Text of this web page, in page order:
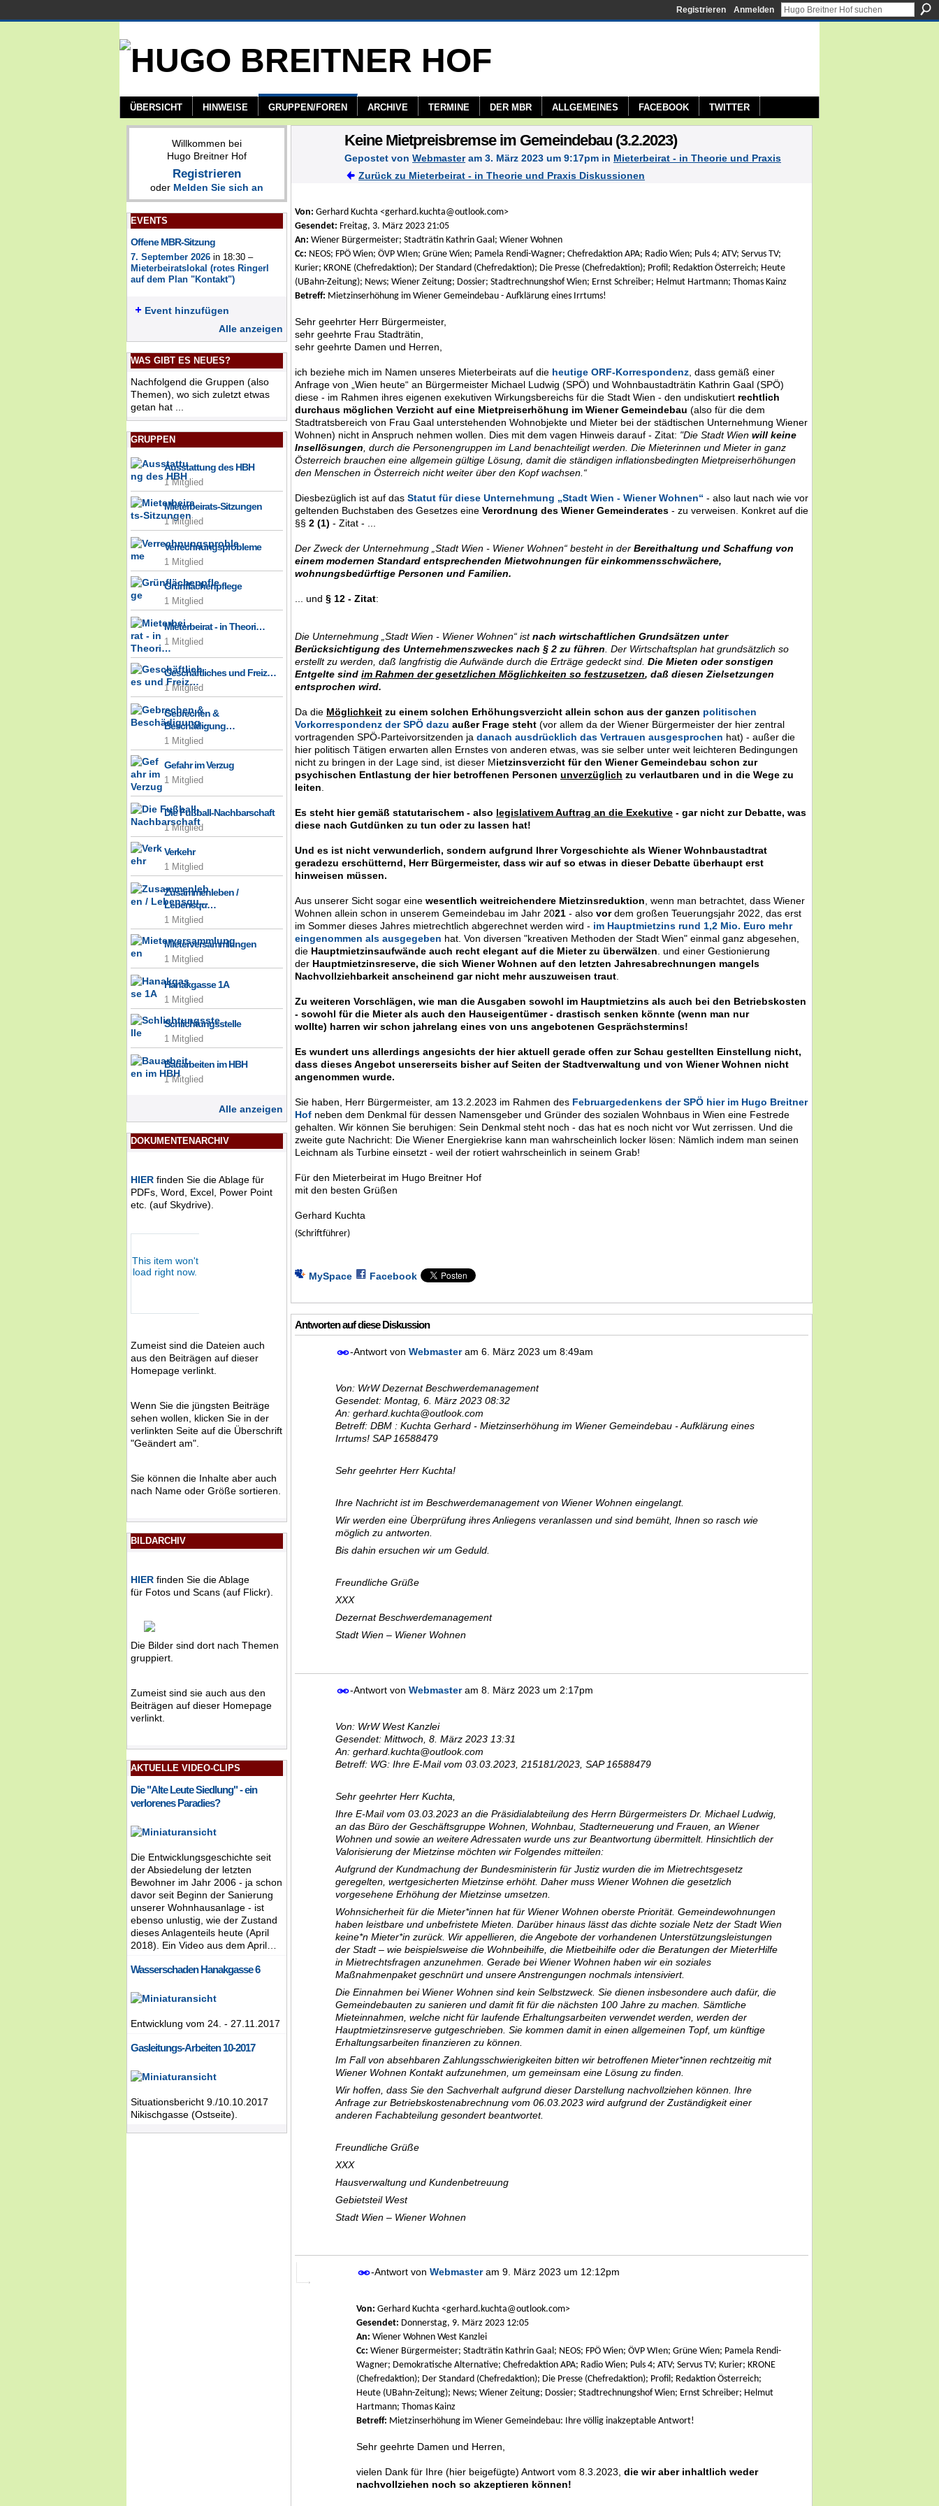
Registrieren Anmelden
ÜBERSICHT HINWEISE GRUPPEN/FOREN ARCHIVE TERMINE DER MBR ALLGEMEINES FACEBOOK TWITTER
Willkommen bei
Hugo Breitner Hof
Registrieren
oder Melden Sie sich an
EVENTS
Offene MBR-Sitzung
7. September 2026 in 18:30 –
Mieterbeiratslokal (rotes Ringerl
auf dem Plan "Kontakt")
Event hinzufügen
Alle anzeigen
WAS GIBT ES NEUES?
Nachfolgend die Gruppen (also
Themen), wo sich zuletzt etwas
getan hat ...
GRUPPEN
Ausstattung des HBH
1 Mitglied
Mieterbeirats-Sitzungen
1 Mitglied
Verrechnungsprobleme
1 Mitglied
Grünflächenpflege
1 Mitglied
Mieterbeirat - in Theori…
1 Mitglied
Geschäftliches und Freiz…
1 Mitglied
Gebrechen &
Beschädigung…
1 Mitglied
Gefahr im Verzug
1 Mitglied
Die Fußball-Nachbarschaft
1 Mitglied
Verkehr
1 Mitglied
Zusammenleben /
Lebensqu…
1 Mitglied
Mieterversammlungen
1 Mitglied
Hanakgasse 1A
1 Mitglied
Schlichtungsstelle
1 Mitglied
Bauarbeiten im HBH
1 Mitglied
Alle anzeigen
DOKUMENTENARCHIV
HIER finden Sie die Ablage für
PDFs, Word, Excel, Power Point
etc. (auf Skydrive).
Zumeist sind die Dateien auch
aus den Beiträgen auf dieser
Homepage verlinkt.
Wenn Sie die jüngsten Beiträge
sehen wollen, klicken Sie in der
verlinkten Seite auf die Überschrift
"Geändert am".
Sie können die Inhalte aber auch
nach Name oder Größe sortieren.
BILDARCHIV
HIER finden Sie die Ablage
für Fotos und Scans (auf Flickr).
Die Bilder sind dort nach Themen
gruppiert.
Zumeist sind sie auch aus den
Beiträgen auf dieser Homepage
verlinkt.
AKTUELLE VIDEO-CLIPS
Die "Alte Leute Siedlung" - ein
verlorenes Paradies?
Die Entwicklungsgeschichte seit
der Absiedelung der letzten
Bewohner im Jahr 2006 - ja schon
davor seit Beginn der Sanierung
unserer Wohnhausanlage - ist
ebenso unlustig, wie der Zustand
dieses Anlagenteils heute (April
2018). Ein Video aus dem April…
Wasserschaden Hanakgasse 6
Entwicklung vom 24. - 27.11.2017
Gasleitungs-Arbeiten 10-2017
Situationsbericht 9./10.10.2017
Nikischgasse (Ostseite).
Keine Mietpreisbremse im Gemeindebau (3.2.2023)
Gepostet von Webmasteram 3. März 2023 um 9:17pm in Mieterbeirat - in Theorie und Praxis
Zurück zu Mieterbeirat - in Theorie und Praxis Diskussionen
Von: Gerhard Kuchta <gerhard.kuchta@outlook.com>
Gesendet: Freitag, 3. März 2023 21:05
An: Wiener Bürgermeister; Stadträtin Kathrin Gaal; Wiener Wohnen
Cc: NEOS; FPÖ Wien; ÖVP WIen; Grüne Wien; Pamela Rendi-Wagner; Chefredaktion APA; Radio Wien; Puls 4; ATV; Servus TV;
Kurier; KRONE (Chefredaktion); Der Standard (Chefredaktion); Die Presse (Chefredaktion); Profil; Redaktion Österreich; Heute
(UBahn-Zeitung); News; Wiener Zeitung; Dossier; Stadtrechnungshof Wien; Ernst Schreiber; Helmut Hartmann; Thomas Kainz
Betreff: Mietzinserhöhung im Wiener Gemeindebau - Aufklärung eines Irrtums!
Sehr geehrter Herr Bürgermeister,
sehr geehrte Frau Stadträtin,
sehr geehrte Damen und Herren,
ich beziehe mich im Namen unseres Mieterbeirats auf die heutige ORF-Korrespondenz , dass gemäß einer
Anfrage von „Wien heute“ an Bürgermeister Michael Ludwig (SPÖ) und Wohnbaustadträtin Kathrin Gaal (SPÖ)
diese - im Rahmen ihres eigenen exekutiven Wirkungsbereichs für die Stadt Wien - den undiskutiert rechtlich
durchaus möglichen Verzicht auf eine Mietpreiserhöhung im Wiener Gemeindebau (also für die dem
Stadtratsbereich von Frau Gaal unterstehenden Wohnobjekte und Mieter bei der städtischen Unternehmung Wiener
Wohnen) nicht in Anspruch nehmen wollen. Dies mit dem vagen Hinweis darauf - Zitat: "Die Stadt Wien will keine
Insellösungen , durch die Personengruppen im Land benachteiligt werden. Die Mieterinnen und Mieter in ganz
Österreich brauchen eine allgemein gültige Lösung, damit die ständigen inflationsbedingten Mietpreiserhöhungen
den Menschen in Österreich nicht weiter über den Kopf wachsen.“
Diesbezüglich ist auf das Statut für diese Unternehmung „Stadt Wien - Wiener Wohnen“ - also laut nach wie vor
geltenden Buchstaben des Gesetzes eine Verordnung des Wiener Gemeinderates - zu verweisen. Konkret auf die
§§ 2 (1) - Zitat - ...
Der Zweck der Unternehmung „Stadt Wien - Wiener Wohnen“ besteht in der Bereithaltung und Schaffung von
einem modernen Standard entsprechenden Mietwohnungen für einkommensschwächere,
wohnungsbedürftige Personen und Familien.
... und § 12 - Zitat:
Die Unternehmung „Stadt Wien - Wiener Wohnen“ ist nach wirtschaftlichen Grundsätzen unter
Berücksichtigung des Unternehmenszweckes nach § 2 zu führen . Der Wirtschaftsplan hat grundsätzlich so
erstellt zu werden, daß langfristig die Aufwände durch die Erträge gedeckt sind. Die Mieten oder sonstigen
Entgelte sind im Rahmen der gesetzlichen Möglichkeiten so festzusetzen, daß diesen Zielsetzungen
entsprochen wird.
Da die Möglichkeit zu einem solchen Erhöhungsverzicht allein schon aus der ganzen politischen
Vorkorrespondenz der SPÖ dazu außer Frage steht (vor allem da der Wiener Bürgermeister der hier zentral
vortragenden SPÖ-Parteivorsitzenden ja danach ausdrücklich das Vertrauen ausgesprochen hat) - außer die
hier politisch Tätigen erwarten allen Ernstes von anderen etwas, was sie selber unter weit leichteren Bedingungen
nicht zu bringen in der Lage sind, ist dieser Mietzinsverzicht für den Wiener Gemeindebau schon zur
psychischen Entlastung der hier betroffenen Personen unverzüglich zu verlautbaren und in die Wege zu
leiten
Es steht hier gemäß statutarischem - also legislativem Auftrag an die Exekutive - gar nicht zur Debatte, was
diese nach Gutdünken zu tun oder zu lassen hat!
Und es ist nicht verwunderlich, sondern aufgrund Ihrer Vorgeschichte als Wiener Wohnbaustadtrat
geradezu erschütternd, Herr Bürgermeister, dass wir auf so etwas in dieser Debatte überhaupt erst
hinweisen müssen.
Aus unserer Sicht sogar eine wesentlich weitreichendere Mietzinsreduktion , wenn man betrachtet, dass Wiener
Wohnen allein schon in unserem Gemeindebau im Jahr 2021 - also vordem großen Teuerungsjahr 2022, das erst
im Sommer dieses Jahres mietrechtlich abgerechnet werden wird - im Hauptmietzins rund 1,2 Mio. Euro mehr
eingenommen als ausgegeben hat. Von diversen "kreativen Methoden der Stadt Wien" einmal ganz abgesehen,
die Hauptmietzinsaufwände auch recht elegant auf die Mieter zu überwälzen . und einer Gestionierung
der Hauptmietzinsreserve, die sich Wiener Wohnen auf den letzten Jahresabrechnungen mangels
Nachvollziehbarkeit anscheinend gar nicht mehr auszuweisen traut
Zu weiteren Vorschlägen, wie man die Ausgaben sowohl im Hauptmietzins als auch bei den Betriebskosten
- sowohl für die Mieter als auch den Hauseigentümer - drastisch senken könnte (wenn man nur
wollte) harren wir schon jahrelang eines von uns angebotenen Gesprächstermins!
Es wundert uns allerdings angesichts der hier aktuell gerade offen zur Schau gestellten Einstellung nicht,
dass dieses Angebot unsererseits bisher auf Seiten der Stadtverwaltung und von Wiener Wohnen nicht
angenommen wurde.
Sie haben, Herr Bürgermeister, am 13.2.2023 im Rahmen des Februargedenkens der SPÖ hier im Hugo Breitner
Hof neben dem Denkmal für dessen Namensgeber und Gründer des sozialen Wohnbaus in Wien eine Festrede
gehalten. Wir können Sie beruhigen: Sein Denkmal steht noch - das hat es noch nicht vor Wut zerrissen. Und die
zweite gute Nachricht: Die Wiener Energiekrise kann man wahrscheinlich locker lösen: Nämlich indem man seinen
Leichnam als Turbine einsetzt - weil der rotiert wahrscheinlich in seinem Grab!
Für den Mieterbeirat im Hugo Breitner Hof
mit den besten Grüßen
Gerhard Kuchta
(Schriftführer)
MySpace Facebook
Antworten auf diese Diskussion
-Antwort von Webmasteram 6. März 2023 um 8:49am
Von: WrW Dezernat Beschwerdemanagement
Gesendet: Montag, 6. März 2023 08:32
An: gerhard.kuchta@outlook.com
Betreff: DBM : Kuchta Gerhard - Mietzinserhöhung im Wiener Gemeindebau - Aufklärung eines
Irrtums! SAP 16588479
Sehr geehrter Herr Kuchta!
Ihre Nachricht ist im Beschwerdemanagement von Wiener Wohnen eingelangt.
Wir werden eine Überprüfung ihres Anliegens veranlassen und sind bemüht, Ihnen so rasch wie
möglich zu antworten.
Bis dahin ersuchen wir um Geduld.
Freundliche Grüße
XXX
Dezernat Beschwerdemanagement
Stadt Wien – Wiener Wohnen
-Antwort von Webmasteram 8. März 2023 um 2:17pm
Von: WrW West Kanzlei
Gesendet: Mittwoch, 8. März 2023 13:31
An: gerhard.kuchta@outlook.com
Betreff: WG: Ihre E-Mail vom 03.03.2023, 215181/2023, SAP 16588479
Sehr geehrter Herr Kuchta,
Ihre E-Mail vom 03.03.2023 an die Präsidialabteilung des Herrn Bürgermeisters Dr. Michael Ludwig,
an das Büro der Geschäftsgruppe Wohnen, Wohnbau, Stadterneuerung und Frauen, an Wiener
Wohnen und sowie an weitere Adressaten wurde uns zur Beantwortung übermittelt. Hinsichtlich der
Valorisierung der Mietzinse möchten wir Folgendes mitteilen:
Aufgrund der Kundmachung der Bundesministerin für Justiz wurden die im Mietrechtsgesetz
geregelten, wertgesicherten Mietzinse erhöht. Daher muss Wiener Wohnen die gesetzlich
vorgesehene Erhöhung der Mietzinse umsetzen.
Wohnsicherheit für die Mieter*innen hat für Wiener Wohnen oberste Priorität. Gemeindewohnungen
haben leistbare und unbefristete Mieten. Darüber hinaus lässt das dichte soziale Netz der Stadt Wien
keine*n Mieter*in zurück. Wir appellieren, die Angebote der vorhandenen Unterstützungsleistungen
der Stadt – wie beispielsweise die Wohnbeihilfe, die Mietbeihilfe oder die Beratungen der MieterHilfe
in Mietrechtsfragen anzunehmen. Gerade bei Wiener Wohnen haben wir ein soziales
Maßnahmenpaket geschnürt und unsere Anstrengungen nochmals intensiviert.
Die Einnahmen bei Wiener Wohnen sind kein Selbstzweck. Sie dienen insbesondere auch dafür, die
Gemeindebauten zu sanieren und damit fit für die nächsten 100 Jahre zu machen. Sämtliche
Mieteinnahmen, welche nicht für laufende Erhaltungsarbeiten verwendet werden, werden der
Hauptmietzinsreserve gutgeschrieben. Sie kommen damit in einen allgemeinen Topf, um künftige
Erhaltungsarbeiten finanzieren zu können.
Im Fall von absehbaren Zahlungsschwierigkeiten bitten wir betroffenen Mieter*innen rechtzeitig mit
Wiener Wohnen Kontakt aufzunehmen, um gemeinsam eine Lösung zu finden.
Wir hoffen, dass Sie den Sachverhalt aufgrund dieser Darstellung nachvollziehen können. Ihre
Anfrage zur Betriebskostenabrechnung vom 06.03.2023 wird aufgrund der Zuständigkeit einer
anderen Fachabteilung gesondert beantwortet.
Freundliche Grüße
XXX
Hausverwaltung und Kundenbetreuung
Gebietsteil West
Stadt Wien – Wiener Wohnen
-Antwort von Webmasteram 9. März 2023 um 12:12pm
Von: Gerhard Kuchta <gerhard.kuchta@outlook.com>
Gesendet: Donnerstag, 9. März 2023 12:05
An: Wiener Wohnen West Kanzlei
Cc: Wiener Bürgermeister; Stadträtin Kathrin Gaal; NEOS; FPÖ Wien; ÖVP WIen; Grüne Wien; Pamela Rendi-
Wagner; Demokratische Alternative; Chefredaktion APA; Radio Wien; Puls 4; ATV; Servus TV; Kurier; KRONE
(Chefredaktion); Der Standard (Chefredaktion); Die Presse (Chefredaktion); Profil; Redaktion Österreich;
Heute (UBahn-Zeitung); News; Wiener Zeitung; Dossier; Stadtrechnungshof Wien; Ernst Schreiber; Helmut
Hartmann; Thomas Kainz
Betreff: Mietzinserhöhung im Wiener Gemeindebau: Ihre völlig inakzeptable Antwort!
Sehr geehrte Damen und Herren,
vielen Dank für Ihre (hier beigefügte) Antwort vom 8.3.2023, die wir aber inhaltlich weder
nachvollziehen noch so akzeptieren können!